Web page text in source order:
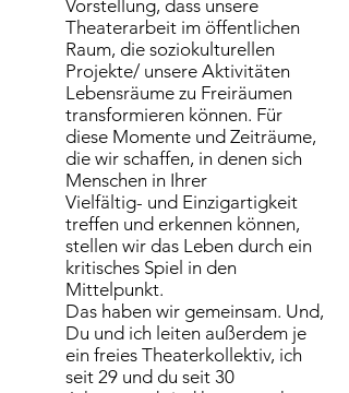
Vorstellung, dass unsere
Theaterarbeit im öffentlichen
Raum, die soziokulturellen
Projekte/ unsere Aktivitäten
Lebensräume zu Freiräumen
transformieren können. Für
diese Momente und Zeiträume,
die wir schaffen, in denen sich
Menschen in Ihrer
Vielfältig- und Einzigartigkeit
treffen und erkennen können,
stellen wir das Leben durch ein
kritisches Spiel in den
Mittelpunkt.
Das haben wir gemeinsam. Und,
Du und ich leiten außerdem je
ein freies Theaterkollektiv, ich
seit 29 und du seit 30